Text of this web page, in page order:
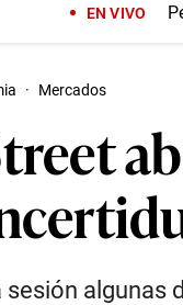
EN VIVO
· Mercados
sesión algunas